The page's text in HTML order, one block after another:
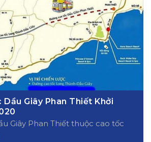
Dầu Giây Phan Thiết Khởi
Giây Phan Thiết thuộc cao tốc